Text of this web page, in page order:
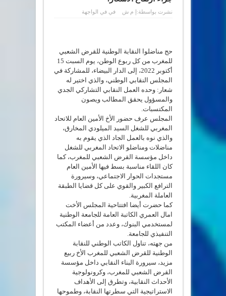
نشرت بواسطة:إ م ش فيفي الواجهة
حج مناضلوا النقابة الوطنية للقرض الشعبي
للمغرب من كل ربوع الوطن، يوم السبت 15
أكتوبر 2022، إلى الدار البيضاء، للمشاركة في
المجلس النقابي الوطني، والذي اختير له
شعار: وحده العمل النقابي التشاركي الجدي
والمسؤول يحقق المطالب ويصون
المكتسبات.
المجلس عرف حضور الأخ الأمين العام للاتحاد
المغربي للشغل السيد الميلودي المخارق،
والذي نوه بالعمل الجاد الذي يقوم به
مناضلات ومناضلو الاتحاد المغربي للشغل
داخل مؤسسة القرض الشعبي للمغرب، كما
كان اللقاء مناسبة بسط فيها الأمين العام
مستجدات الحوار الاجتماعي، وسيرورة
الترافع الكبير والقوي على كل قضايا الطبقة
العاملة المغربية.
كما حضرت أيضا افتتاحية المجلس الأخت
امال العمري الكاتبة العامة للجامعة الوطنية
لمستخدمي البنوك، وعدد من أعضاء المكتب
التنفيذي للجامعة.
من جهته، تناول الكاتب الوطني للنقابة
الوطنية للقرض الشعبي للمغرب الأخ ربيع
مزيد، سيرورة البناء النقابي داخل مؤسسة
القرض الشعبي للمغرب، وكرونولوجية
الأحداث النقابية، وتطرق إلى الأهداف
الاستراتيجية التي سطرتها النقابة، وطموحها